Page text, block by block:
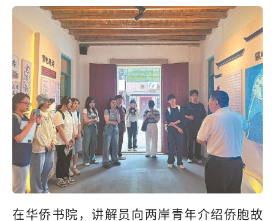
在华侨书院，讲解员向两岸青年介绍侨胞故